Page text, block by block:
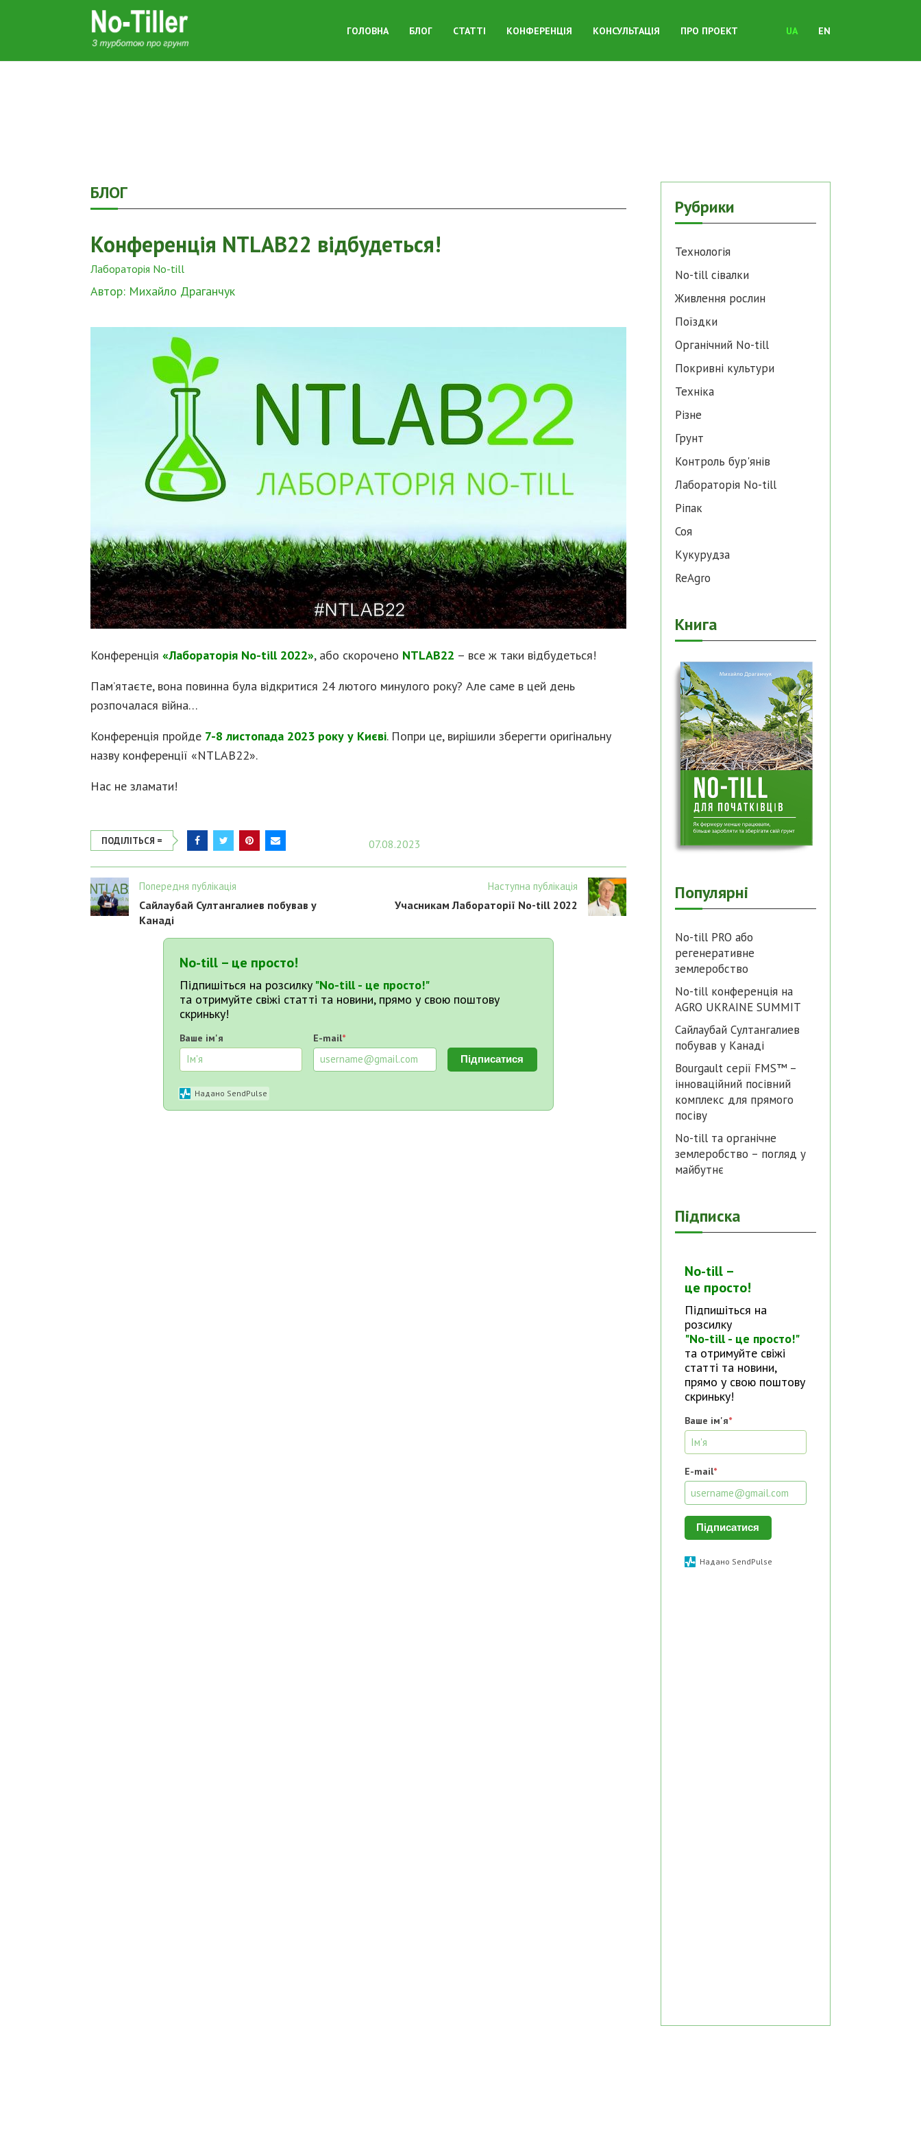
ГОЛОВНА БЛОГ СТАТТІ КОНФЕРЕНЦІЯ КОНСУЛЬТАЦІЯ ПРО ПРОЕКТ UA EN
БЛОГ
Конференція NTLAB22 відбудеться!
Лабораторія No-till
Автор: Михайло Драганчук
Конференція «Лабораторія No-till 2022», або скорочено NTLAB22 – все ж таки відбудеться!
Пам’ятаєте, вона повинна була відкритися 24 лютого минулого року? Але саме в цей день
розпочалася війна…
Конференція пройде 7-8 листопада 2023 року у Києві. Попри це, вирішили зберегти оригінальну
назву конференції «NTLAB22».
Нас не зламати!
ПОДІЛІТЬСЯ = 07.08.2023
Попередня публікація
Сайлаубай Султангалиев побував у
Канаді
Наступна публікація
Учасникам Лабораторії No-till 2022
No-till – це просто!
Підпишіться на розсилку"No-till - це просто!"
та отримуйте свіжі статті та новини, прямо у свою поштову
скриньку!
Ваше ім'я E-mail*
Підписатися
Надано SendPulse
Рубрики
Технологія
No-till cівалки
Живлення рослин
Поїздки
Органічний No-till
Покривні культури
Техніка
Різне
Грунт
Контроль бур'янів
Лабораторія No-till
Ріпак
Соя
Кукурудза
ReAgro
Книга
Популярні
No-till PRO або
регенеративне
землеробство
No-till конференція на
AGRO UKRAINE SUMMIT
Сайлаубай Султангалиев
побував у Канаді
Bourgault серії FMS™ –
інноваційний посівний
комплекс для прямого
посіву
No-till та органічне
землеробство – погляд у
майбутнє
Підписка
No-till –
це просто!
Підпишіться на
розсилку
"No-till - це просто!"
та отримуйте свіжі
статті та новини,
прямо у свою поштову
скриньку!
Ваше ім'я*
E-mail*
Підписатися
Надано SendPulse